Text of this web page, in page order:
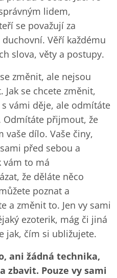
lidem,
se považují za
Věří každému
slova, věty a postupy.
změnit, ale nejsou
se chcete změnit,
vámi děje, ale odmítáte
Odmítáte přijmout, že
vaše dílo. Vaše činy,
před sebou a
vám to má
že děláte něco
poznat a
a změnit to. Jen vy sami
ezoterik, mág či jiná
jak, čím si ubližujete.
ani žádná technika,
zbavit. Pouze vy sami